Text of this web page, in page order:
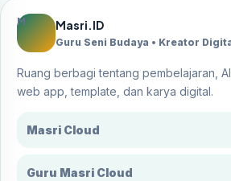
M Masri.ID
Guru Seni Budaya • Kreator
Ruang berbagi tentang pembelajaran,
web app, template, dan karya digital.
Masri Cloud
Guru Masri Cloud